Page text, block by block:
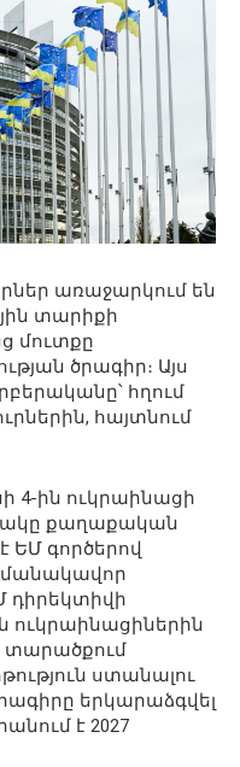
առաջարկում են
տարիքի
մուտքը
ծրագիր։ Այս
հղում
հայտնում
4-ին ուկրաինացի
քաղաքական
ԵՄ գործերով
դիրեկտիվի
ուկրաինացիներին
տարածքում
ստանալու
երկարաձգվել
է 2027